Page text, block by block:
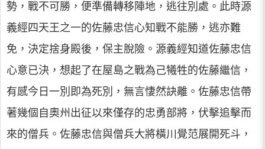
勢，戰不可勝，便準備轉移陣地，逃往別處。此時源
義經四天王之一的佐藤忠信心知戰不能勝，逃亦難
免，決定捨身殿後，保主脫險。源義經知道佐藤忠信
心意已決，想起了在屋島之戰為己犧牲的佐藤繼信，
有感今日一別即為死別，無言悽然訣離。佐藤忠信帶
著幾個自奧州出征以來僅存的忠勇部將，伏擊追擊而
來的僧兵。佐藤忠信與僧兵大將橫川覺范展開死斗，